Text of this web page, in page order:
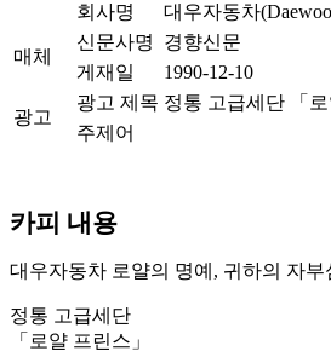
회사명 대우자동차
매체
신문사명
경향신문
게재일
1990-12-10
광고
광고 제목 정통 고급세단 「로
주제어
카피 내용
대우자동차 로얄의 명예, 귀하의 자부
정통 고급세단
「로얄 프린스」